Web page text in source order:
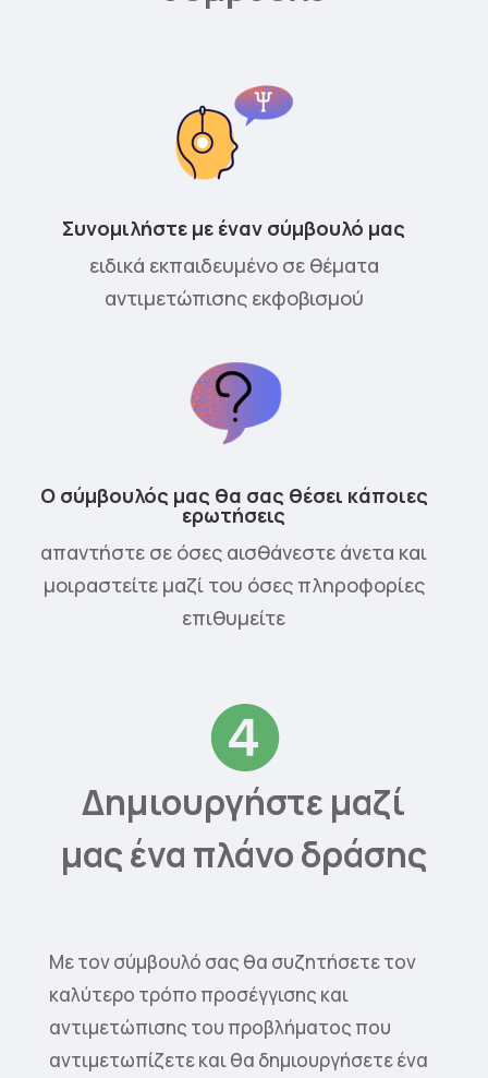
Συνομιλήστε με έναν σύμβουλό μας
ειδικά εκπαιδευμένο σε θέματα
αντιμετώπισης εκφοβισμού
Ο σύμβουλός μας θα σας θέσει κάποιες
ερωτήσεις
απαντήστε σε όσες αισθάνεστε άνετα και
μοιραστείτε μαζί του όσες πληροφορίες
επιθυμείτε
Δημιουργήστε μαζί
μας ένα πλάνο δράσης
Με τον σύμβουλό σας θα συζητήσετε τον
καλύτερο τρόπο προσέγγισης και
αντιμετώπισης του προβλήματος που
αντιμετωπίζετε και θα δημιουργήσετε ένα